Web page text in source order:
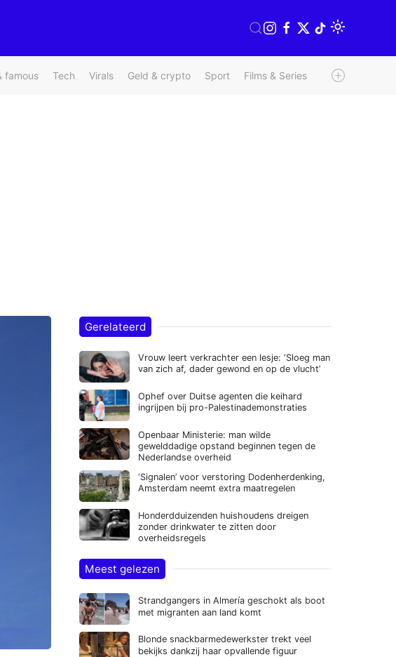
famous Tech Virals Geld & crypto Sport Films & Series Radio & TV
Gerelateerd
Vrouw leert verkrachter een lesje: ‘Sloeg man
van zich af, dader gewond en op de vlucht’
Ophef over Duitse agenten die keihard
ingrijpen bij pro-Palestinademonstraties
Openbaar Ministerie: man wilde
gewelddadige opstand beginnen tegen de
Nederlandse overheid
‘Signalen’ voor verstoring Dodenherdenking,
Amsterdam neemt extra maatregelen
Honderdduizenden huishoudens dreigen
zonder drinkwater te zitten door
overheidsregels
Meest gelezen
Strandgangers in Almería geschokt als boot
met migranten aan land komt
Blonde snackbarmedewerkster trekt veel
bekijks dankzij haar opvallende figuur